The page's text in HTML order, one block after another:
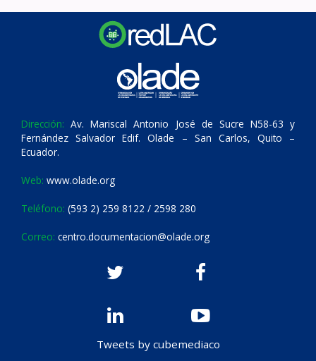
Dirección: Av. Mariscal Antonio José de Sucre N58-63 y
Fernández Salvador Edif. Olade – San Carlos, Quito –
Ecuador.
Web: www.olade.org
Teléfono: (593 2) 259 8122 / 2598 280
Correo: centro.documentacion@olade.org
Tweets by cubemediaco